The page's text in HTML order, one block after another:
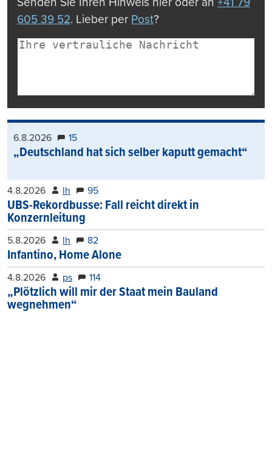
605 39 52. Lieber per Post?
6.8.2026 15
„Deutschland hat sich selber kaputt gemacht“
4.8.2026 lh 95
UBS-Rekordbusse: Fall reicht direkt in
Konzernleitung
5.8.2026 lh 82
Infantino, Home Alone
4.8.2026 ps 114
„Plötzlich will mir der Staat mein Bauland
wegnehmen“